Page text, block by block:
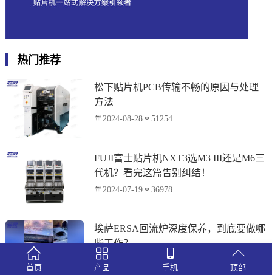
热门推荐
松下贴片机PCB传输不畅的原因与处理
方法
2024-08-28 51254
FUJI富士贴片机NXT3选M3 III还是M6三
代机？看完这篇告别纠结！
2024-07-19 36978
埃萨ERSA回流炉深度保养，到底要做哪
些工作？
2024-08-12 35245
首页 产品 手机 顶部